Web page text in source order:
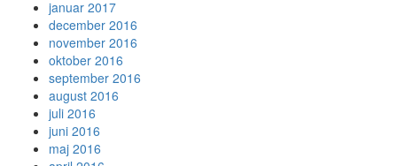
januar 2017
december 2016
november 2016
oktober 2016
september 2016
august 2016
juli 2016
juni 2016
maj 2016